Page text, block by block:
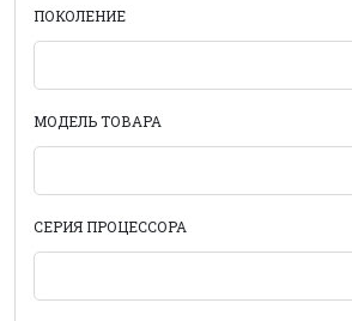
ПОКОЛЕНИЕ
МОДЕЛЬ ТОВАРА
СЕРИЯ ПРОЦЕССОРА